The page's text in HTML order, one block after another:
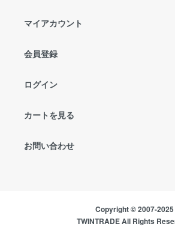
マイアカウント
会員登録
ログイン
カートを見る
お問い合わせ
Copyright © 2007-2025
TWINTRADE All Rights